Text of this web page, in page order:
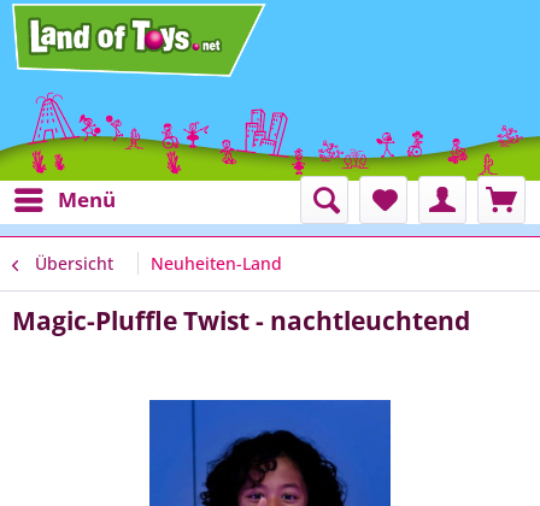
Menü
Übersicht Neuheiten-Land
Magic-Pluffle Twist - nachtleuchtend